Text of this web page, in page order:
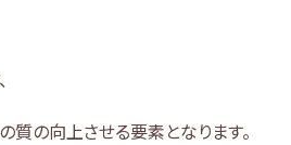
質の向上させる要素となります。